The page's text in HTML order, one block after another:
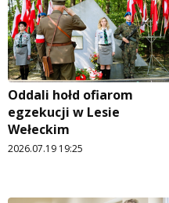
Weekend z blondynką
W starych Kielcach
Wszystko w temacie
Polityka prywatności
Oddali hołd ofiarom
egzekucji w Lesie
Wełeckim
2026.07.19 19:25